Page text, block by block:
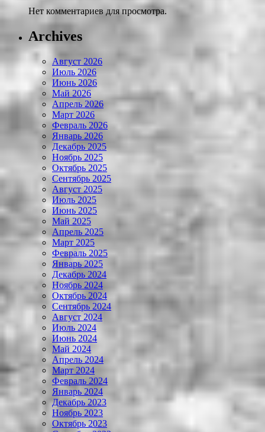
Нет комментариев для просмотра.
Archives
Август 2026
Июль 2026
Июнь 2026
Май 2026
Апрель 2026
Март 2026
Февраль 2026
Январь 2026
Декабрь 2025
Ноябрь 2025
Октябрь 2025
Сентябрь 2025
Август 2025
Июль 2025
Июнь 2025
Май 2025
Апрель 2025
Март 2025
Февраль 2025
Январь 2025
Декабрь 2024
Ноябрь 2024
Октябрь 2024
Сентябрь 2024
Август 2024
Июль 2024
Июнь 2024
Май 2024
Апрель 2024
Март 2024
Февраль 2024
Январь 2024
Декабрь 2023
Ноябрь 2023
Октябрь 2023